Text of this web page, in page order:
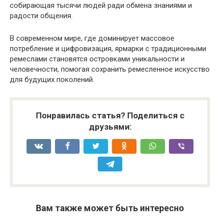
собирающая тысячи людей ради обмена знаниями и
радости общения.
В современном мире, где доминирует массовое
потребление и цифровизация, ярмарки с традиционными
ремеслами становятся островками уникальности и
человечности, помогая сохранить ремесленное искусство
для будущих поколений.
Понравилась статья? Поделиться с
друзьями:
Вам также может быть интересно